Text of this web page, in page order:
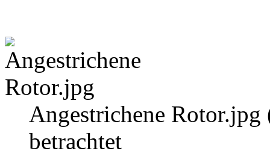
Angestrichene
betrachtet